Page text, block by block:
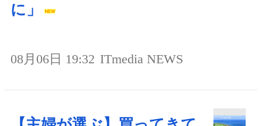
に」
08月06日 19:32 ITmedia NEWS